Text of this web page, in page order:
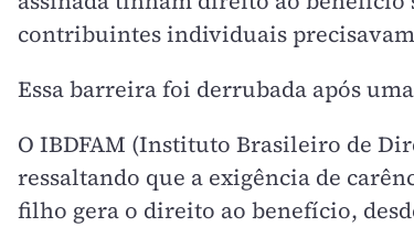
contribuintes individuais
Essa barreira foi derrubada após
O IBDFAM (Instituto Brasileiro de
ressaltando que a exigência de
filho gera o direito ao benefício,